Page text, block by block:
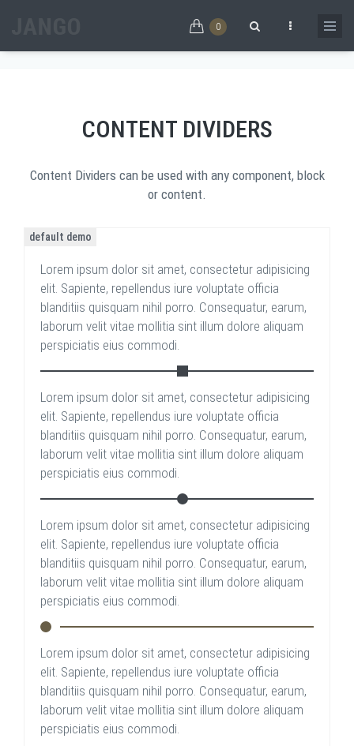
0
CONTENT DIVIDERS
Content Dividers can be used with any component, block
or content.
default demo
Lorem ipsum dolor sit amet, consectetur adipisicing
elit. Sapiente, repellendus iure voluptate officia
blanditiis quisquam nihil porro. Consequatur, earum,
laborum velit vitae mollitia sint illum dolore aliquam
perspiciatis eius commodi.
Lorem ipsum dolor sit amet, consectetur adipisicing
elit. Sapiente, repellendus iure voluptate officia
blanditiis quisquam nihil porro. Consequatur, earum,
laborum velit vitae mollitia sint illum dolore aliquam
perspiciatis eius commodi.
Lorem ipsum dolor sit amet, consectetur adipisicing
elit. Sapiente, repellendus iure voluptate officia
blanditiis quisquam nihil porro. Consequatur, earum,
laborum velit vitae mollitia sint illum dolore aliquam
perspiciatis eius commodi.
Lorem ipsum dolor sit amet, consectetur adipisicing
elit. Sapiente, repellendus iure voluptate officia
blanditiis quisquam nihil porro. Consequatur, earum,
laborum velit vitae mollitia sint illum dolore aliquam
perspiciatis eius commodi.